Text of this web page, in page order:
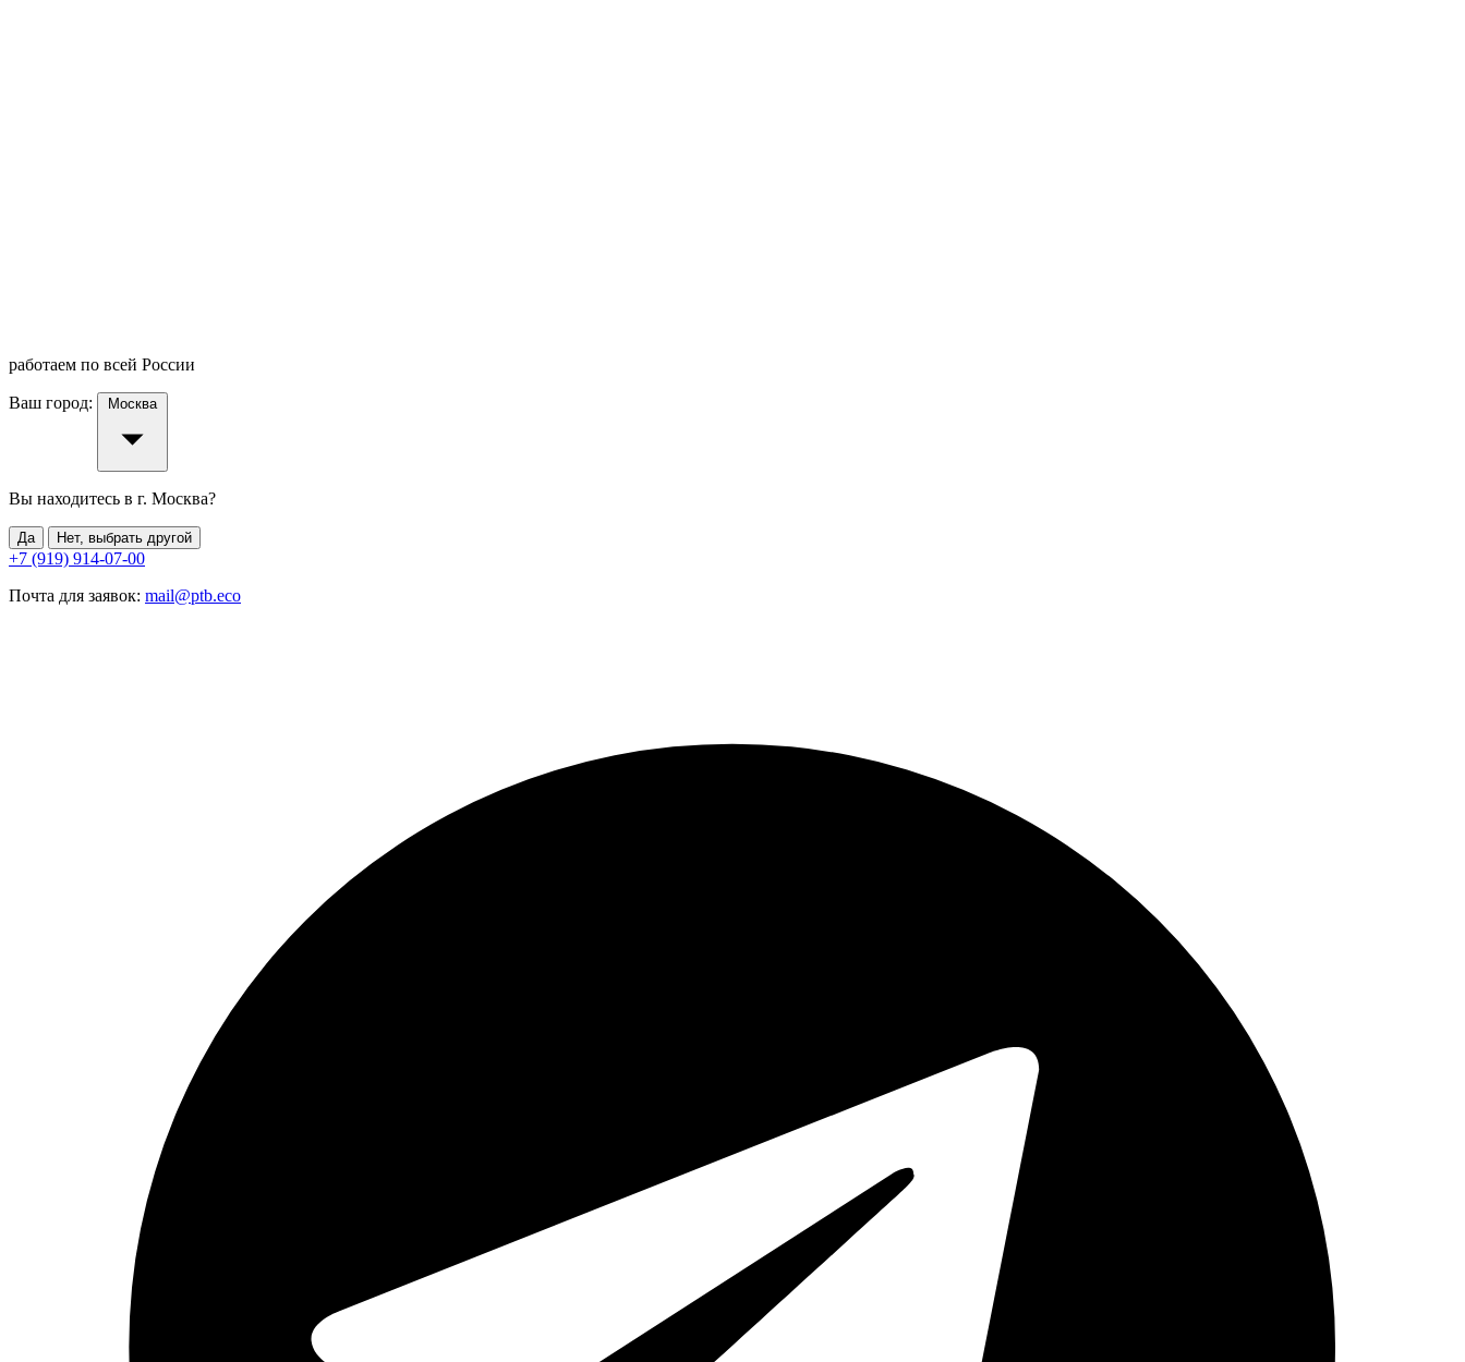
работаем по всей России
Ваш город: Москва
Вы находитесь в г. Москва?
Да Нет, выбрать другой
+7 (919) 914-07-00
Почта для заявок: mail@ptb.eco